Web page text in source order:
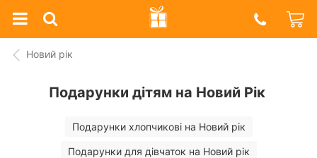
Prazdnik
Shop
Новий рік
Подарунки дітям на Новий Рік
Подарунки хлопчикові на Новий рік
Подарунки для дівчаток на Новий рік